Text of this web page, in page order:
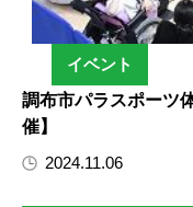
イベント
調布市パラスポーツ
催】
2024.11.06